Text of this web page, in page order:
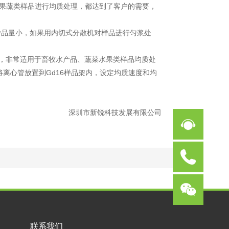
类样品进行均质处理，都达到了客户的需要，
量小，如果用内切式分散机对样品进行匀浆处
非常适用于畜牧水产品、蔬菜水果类样品均质处
心管放置到 Gd16样品架内，设定均质速度和均
深圳市新锐科技发展有限公司
联系我们